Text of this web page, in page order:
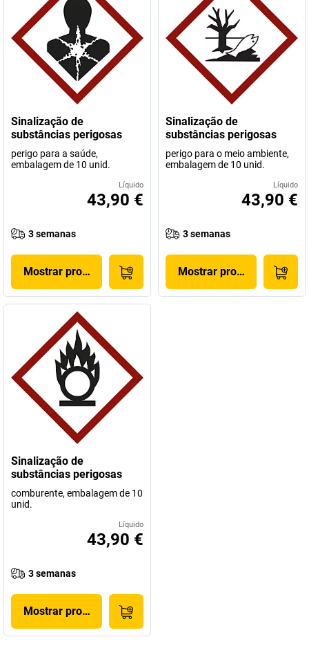
Sinalização de
substâncias perigosas
perigo para a saúde,
embalagem de 10 unid.
Líquido
43,90 €
3 semanas
Mostrar produto
Sinalização de
substâncias perigosas
perigo para o meio ambiente,
embalagem de 10 unid.
Líquido
43,90 €
3 semanas
Mostrar produto
Sinalização de
substâncias perigosas
comburente, embalagem de 10
unid.
Líquido
43,90 €
3 semanas
Mostrar produto